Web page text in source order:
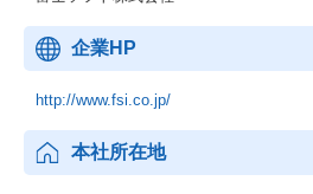
企業HP
http://www.fsi.co.jp/
本社所在地